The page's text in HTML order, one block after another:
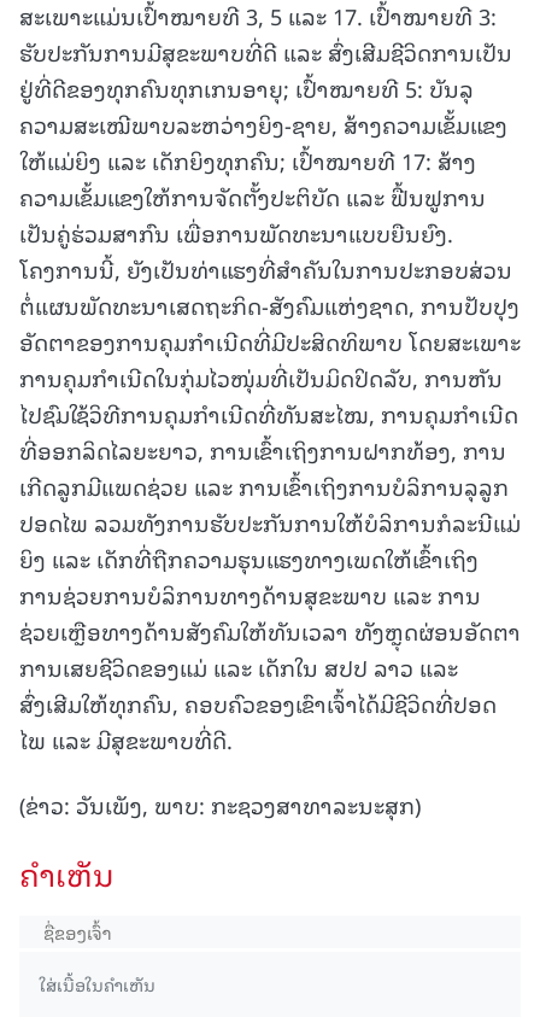
ສະເພາະແມ່ນເປົ້າໝາຍທີ 3, 5 ແລະ 17. ເປົ້າໝາຍທີ 3:
ຮັບປະກັນການມີສຸຂະພາບທີ່ດີ ແລະ ສົ່ງເສີມຊີວິດການເປັນ
ຢູ່ທີ່ດີຂອງທຸກຄົນທຸກເກນອາຍຸ; ເປົ້າໝາຍທີ 5: ບັນລຸ
ຄວາມສະເໝີພາບລະຫວ່າງຍິງ-ຊາຍ, ສ້າງຄວາມເຂັ້ມແຂງ
ໃຫ້ແມ່ຍິງ ແລະ ເດັກຍິງທຸກຄົນ; ເປົ້າໝາຍທີ 17: ສ້າງ
ຄວາມເຂັ້ມແຂງໃຫ້ການຈັດຕັ້ງປະຕິບັດ ແລະ ຟື້ນຟູການ
ເປັນຄູ່ຮ່ວມສາກົນ ເພື່ອການພັດທະນາແບບຍືນຍົງ.
ໂຄງການນີ້, ຍັງເປັນທ່າແຮງທີ່ສໍາຄັນໃນການປະກອບສ່ວນ
ຕໍ່ແຜນພັດທະນາເສດຖະກິດ-ສັງຄົມແຫ່ງຊາດ, ການປັບປຸງ
ອັດຕາຂອງການຄຸມກໍາເນີດທີ່ມີປະສິດທິພາບ ໂດຍສະເພາະ
ການຄຸມກຳເນີດໃນກຸ່ມໄວໜຸ່ມທີ່ເປັນມິດປິດລັບ, ການຫັນ
ໄປຊົມໃຊ້ວິທີການຄຸມກຳເນີດທີ່ທັນສະໄໝ, ການຄຸມກຳເນີດ
ທີ່ອອກລິດໄລຍະຍາວ, ການເຂົ້າເຖິງການຝາກທ້ອງ, ການ
ເກີດລູກມີແພດຊ່ວຍ ແລະ ການເຂົ້າເຖິງການບໍລິການລຸລູກ
ປອດໄພ ລວມທັງການຮັບປະກັນການໃຫ້ບໍລິການກໍລະນີແມ່
ຍິງ ແລະ ເດັກທີ່ຖືກຄວາມຮຸນແຮງທາງເພດໃຫ້ເຂົ້າເຖິງ
ການຊ່ວຍການບໍລິການທາງດ້ານສຸຂະພາບ ແລະ ການ
ຊ່ວຍເຫຼືອທາງດ້ານສັງຄົມໃຫ້ທັນເວລາ ທັງຫຼຸດຜ່ອນອັດຕາ
ການເສຍຊີວິດຂອງແມ່ ແລະ ເດັກໃນ ສປປ ລາວ ແລະ
ສົ່ງເສີມໃຫ້ທຸກຄົນ, ຄອບຄົວຂອງເຂົາເຈົ້າໄດ້ມີຊີວິດທີ່ປອດ
ໄພ ແລະ ມີສຸຂະພາບທີ່ດີ.
(ຂ່າວ: ວັນເພັງ, ພາບ: ກະຊວງສາທາລະນະສຸກ)
ຄໍາເຫັນ